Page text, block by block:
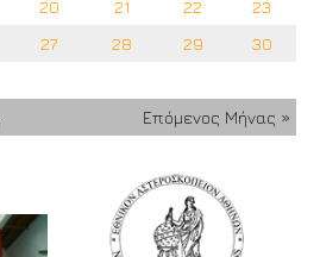
20 21 22
23
27 28 29
30
Επόμενος Μήνας »